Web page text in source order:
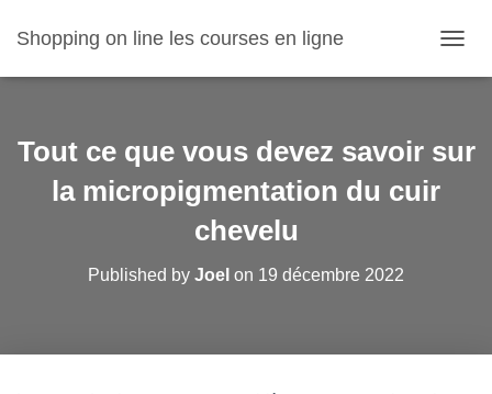
Shopping on line les courses en ligne
U
R
Tout ce que vous devez savoir sur
la micropigmentation du cuir
chevelu
Published by Joel on 19 décembre 2022